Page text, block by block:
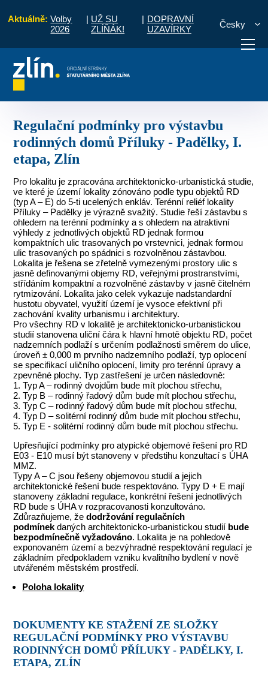
Aktuálně: Volby
2026
| UŽ SU
ZLÍŇÁK!
| DOPRAVNÍ
UZAVÍRKY
Česky
vyřídit Potřebuji zaplatit
Regulační podmínky pro výstavbu
rodinných domů Příluky - Padělky, I.
etapa, Zlín
Pro lokalitu je zpracována architektonicko-urbanistická studie,
ve které je území lokality zónováno podle typu objektů RD
(typ A – E) do 5-ti ucelených enkláv. Terénní reliéf lokality
Příluky – Padělky je výrazně svažitý. Studie řeší zástavbu s
ohledem na terénní podmínky a s ohledem na atraktivní
výhledy z jednotlivých objektů RD jednak formou
kompaktních ulic trasovaných po vrstevnici, jednak formou
ulic trasovaných po spádnici s rozvolněnou zástavbou.
Lokalita je řešena se zřetelně vymezenými prostory ulic s
jasně definovanými objemy RD, veřejnými prostranstvími,
střídáním kompaktní a rozvolněné zástavby v jasně čitelném
rytmizování. Lokalita jako celek vykazuje nadstandardní
hustotu obyvatel, využití území je vysoce efektivní při
zachování kvality urbanismu i architektury.
Pro všechny RD v lokalitě je architektonicko-urbanistickou
studií stanovena uliční čára k hlavní hmotě objektu RD, počet
nadzemních podlaží s určením podlažnosti směrem do ulice,
úroveň ± 0,000 m prvního nadzemního podlaží, typ oplocení
se specifikací uličního oplocení, limity pro terénní úpravy a
zpevněné plochy. Typ zastřešení je určen následovně:
1. Typ A – rodinný dvojdům bude mít plochou střechu,
2. Typ B – rodinný řadový dům bude mít plochou střechu,
3. Typ C – rodinný řadový dům bude mít plochou střechu,
4. Typ D – solitérní rodinný dům bude mít plochou střechu,
5. Typ E - solitérní rodinný dům bude mít plochou střechu.
Upřesňující podmínky pro atypické objemové řešení pro RD
E03 - E10 musí být stanoveny v předstihu konzultací s ÚHA
MMZ.
Typy A – C jsou řešeny objemovou studií a jejich
architektonické řešení bude respektováno. Typy D + E mají
stanoveny základní regulace, konkrétní řešení jednotlivých
RD bude s ÚHA v rozpracovanosti konzultováno.
Zdůrazňujeme, žedodržování regulačních
podmínek daných architektonicko-urbanistickou studií bude
bezpodmínečně vyžadováno. Lokalita je na pohledově
exponovaném území a bezvýhradné respektování regulací je
základním předpokladem vzniku kvalitního bydlení v nově
utvářeném městském prostředí.
Poloha lokality
DOKUMENTY KE STAŽENÍ ZE SLOŽKY
REGULAČNÍ PODMÍNKY PRO VÝSTAVBU
RODINNÝCH DOMŮ PŘÍLUKY - PADĚLKY, I.
ETAPA, ZLÍN